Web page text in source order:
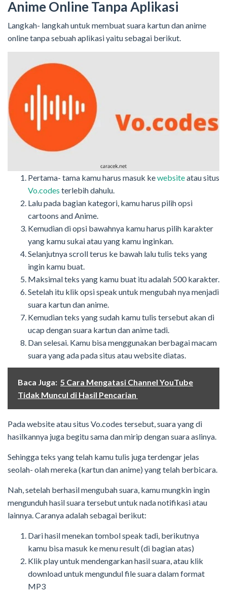
Anime Online Tanpa Aplikasi
Langkah- langkah untuk membuat suara kartun dan anime
online tanpa sebuah aplikasi yaitu sebagai berikut.
Pertama- tama kamu harus masuk kewebsiteatau situs
Vo.codes terlebih dahulu.
Lalu pada bagian kategori, kamu harus pilih opsi
cartoons and Anime.
Kemudian di opsi bawahnya kamu harus pilih karakter
yang kamu sukai atau yang kamu inginkan.
Selanjutnya scroll terus ke bawah lalu tulis teks yang
ingin kamu buat.
Maksimal teks yang kamu buat itu adalah 500 karakter.
Setelah itu klik opsi speak untuk mengubah nya menjadi
suara kartun dan anime.
Kemudian teks yang sudah kamu tulis tersebut akan di
ucap dengan suara kartun dan anime tadi.
Dan selesai. Kamu bisa menggunakan berbagai macam
suara yang ada pada situs atau website diatas.
Baca Juga: 5 Cara Mengatasi Channel YouTube
Tidak Muncul di Hasil Pencarian
Pada website atau situs Vo.codes tersebut, suara yang di
hasilkannya juga begitu sama dan mirip dengan suara aslinya.
Sehingga teks yang telah kamu tulis juga terdengar jelas
seolah- olah mereka (kartun dan anime) yang telah berbicara.
Nah, setelah berhasil mengubah suara, kamu mungkin ingin
mengunduh hasil suara tersebut untuk nada notifikasi atau
lainnya. Caranya adalah sebagai berikut:
Dari hasil menekan tombol speak tadi, berikutnya
kamu bisa masuk ke menu result (di bagian atas)
Klik play untuk mendengarkan hasil suara, atau klik
download untuk mengundul file suara dalam format
MP3